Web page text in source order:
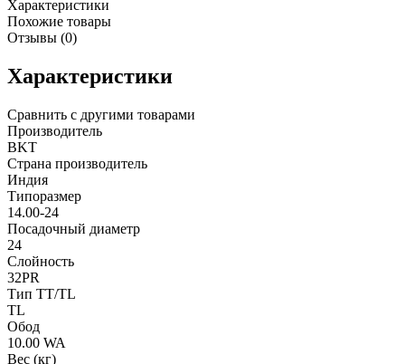
Характеристики
Похожие товары
Отзывы (0)
Характеристики
Сравнить с другими товарами
Производитель
BKT
Страна производитель
Индия
Типоразмер
14.00-24
Посадочный диаметр
24
Слойность
32PR
Тип TT/TL
TL
Обод
10.00 WA
Вес (кг)